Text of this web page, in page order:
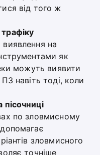
від того ж
на
як
можуть виявити
навіть тоді, коли
пісочниці
по зловмисному
зловмисного
точніше